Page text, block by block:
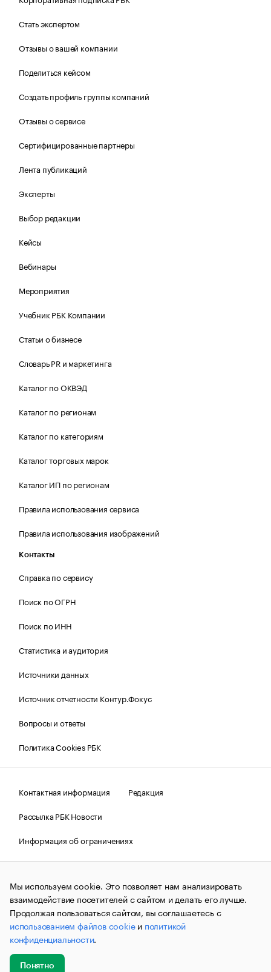
Стать экспертом
Отзывы о вашей компании
Поделиться кейсом
Создать профиль группы компаний
Отзывы о сервисе
Сертифицированные партнеры
Лента публикаций
Эксперты
Выбор редакции
Кейсы
Вебинары
Мероприятия
Учебник РБК Компании
Статьи о бизнесе
Словарь PR и маркетинга
Каталог по ОКВЭД
Каталог по регионам
Каталог по категориям
Каталог торговых марок
Каталог ИП по регионам
Правила использования сервиса
Правила использования изображений
Контакты
Справка по сервису
Поиск по ОГРН
Поиск по ИНН
Статистика и аудитория
Источники данных
Источник отчетности Контур.Фокус
Вопросы и ответы
Политика Cookies РБК
Контактная информация
Редакция
Рассылка РБК Новости
Информация об ограничениях
Правовая информация
О соблюдении авторских прав
© АО «РОСБИЗНЕСКОНСАЛТИНГ»,1995–2026.Сообщения
и материалы информационного агентства «РБК»
(зарегистрировано Федеральной службой по надзору в сфере
связи, информационных технологий и массовых
коммуникаций (Роскомнадзор) 09.12.2015 за номером ИА
№ФС77-63848) сопровождаются пометкой «РБК». Отдельные
публикации могут содержать информацию,
не предназначенную для пользователей
до 18 лет.
Мы используем cookie. Это позволяет нам анализировать
взаимодействие посетителей с сайтом и делать его лучше.
Продолжая пользоваться сайтом, вы соглашаетесь с
использованием файлов cookieи политикой
конфиденциальности.
Понятно